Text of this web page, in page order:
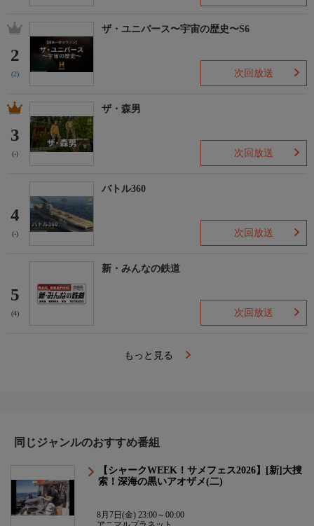
2
(2)
ザ・ユニバース〜宇宙の歴史〜S6
次回放送
3
(-)
ザ・森男
次回放送
4
(-)
バトル360
次回放送
5
(4)
新・みんなの鉄道
次回放送
もっと見る
同じジャンルのおすすめ番組
【シャークWEEK！サメフェス2026】[新]大捜
索！深海の黒いアオザメ(二)
8月7日(金) 23:00～00:00